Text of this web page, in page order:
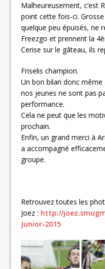
Malheureusement, c’est
point cette fois-ci.
quelque peu épuisés, ne
Freezgo et prennent la
Cerise sur le gâteau, ils
Friselis champion.
Un bon bilan donc
nos jeunes ne sont pas
performance.
Cela ne peut que les
prochain.
Enfin, un grand merci à
a accompagné
groupe.
Retrouvez toutes les
Joez : http://
Junior-2015